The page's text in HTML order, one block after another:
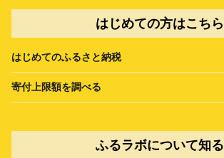
はじめての方はこちら
はじめてのふるさと納税
寄付上限額を調べる
ふるラボについて知る